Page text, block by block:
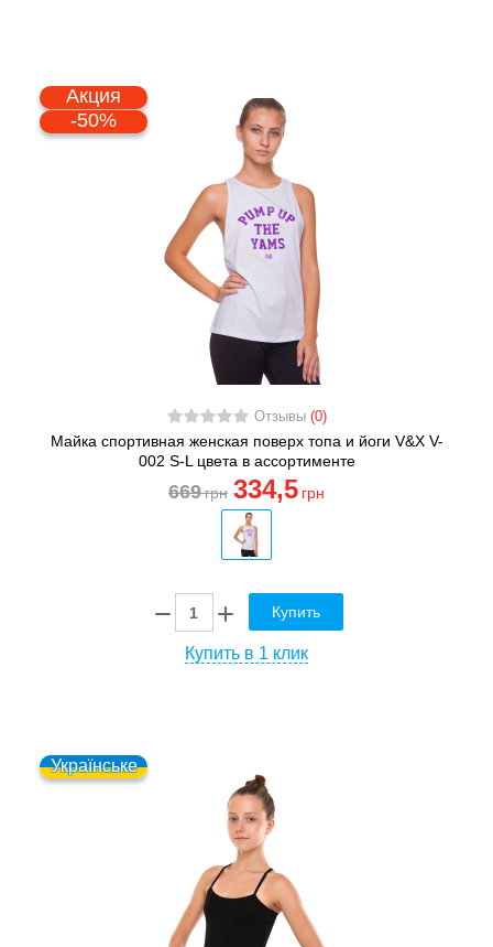
Акция
-50%
Отзывы (0)
Майка спортивная женская поверх топа и йоги V&X V-
002 S-L цвета в ассортименте
669грн 334,5 грн
Купить
Купить в 1 клик
Українське